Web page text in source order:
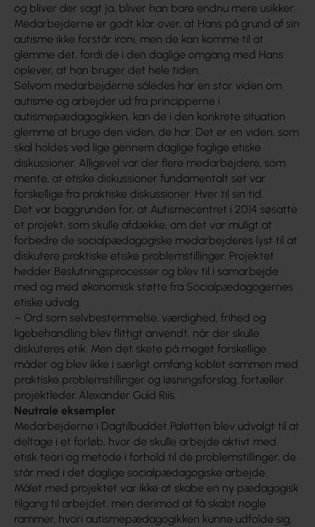
og bliver der sagt ja, bliver han bare endnu mere usikker.
Medarbejderne er godt klar over, at Hans på grund af sin
autisme ikke forstår ironi, men de kan komme til at
glemme det, fordi de i den daglige omgang med Hans
oplever, at han bruger det hele tiden.
Selvom medarbejderne således har en stor viden om
autisme og arbejder ud fra principperne i
autismepædagogikken, kan de i den konkrete situation
glemme at bruge den viden, de har. Det er en viden, som
skal holdes ved lige gennem daglige faglige etiske
diskussioner. Alligevel var der flere medarbejdere, som
mente, at etiske diskussioner fundamentalt set var
forskellige fra praktiske diskussioner. Hver til sin tid.
Det var baggrunden for, at Autismecentret i 2014 søsatte
et projekt, som skulle afdække, om det var muligt at
forbedre de socialpædagogiske medarbejderes lyst til at
diskutere praktiske etiske problemstillinger. Projektet
hedder Beslutningsprocesser og blev til i samarbejde
med og med økonomisk støtte fra Socialpædagogernes
etiske udvalg.
– Ord som selvbestemmelse, værdighed, frihed og
ligebehandling blev flittigt anvendt, når der skulle
diskuteres etik. Men det skete på meget forskellige
måder og blev ikke i særligt omfang koblet sammen med
praktiske problemstillinger og løsningsforslag, fortæller
projektleder Alexander Guld Riis.
Neutrale eksempler
Medarbejderne i Dagtilbuddet Paletten blev udvalgt til at
deltage i et forløb, hvor de skulle arbejde aktivt med
etisk teori og metode i forhold til de problemstillinger, de
står med i det daglige socialpædagogiske arbejde.
Målet med projektet var ikke at skabe en ny pædagogisk
tilgang til arbejdet, men derimod at få skabt nogle
rammer, hvori autismepædagogikken kunne udfolde sig,